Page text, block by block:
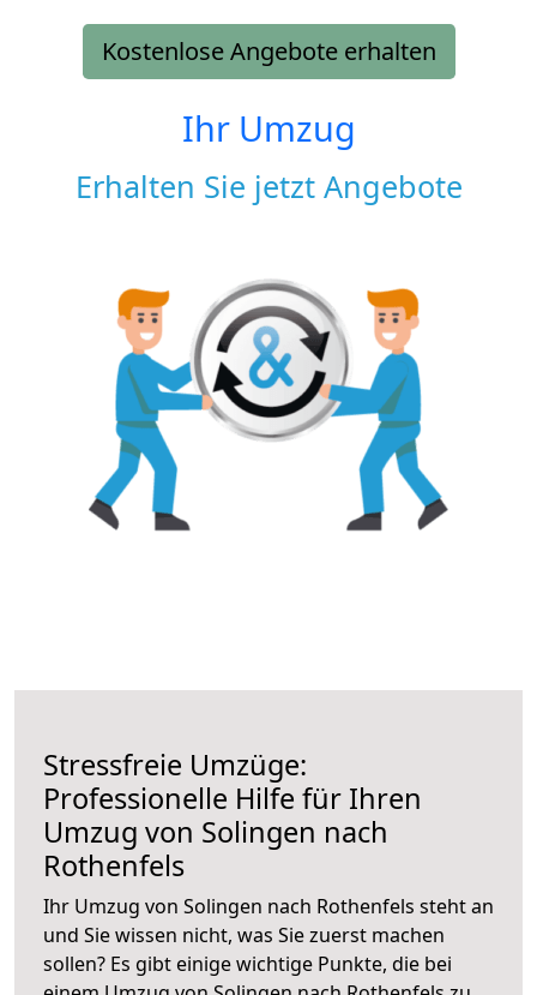
Kostenlose Angebote erhalten
Ihr Umzug
Erhalten Sie jetzt Angebote
Stressfreie Umzüge:
Professionelle Hilfe für Ihren
Umzug von Solingen nach
Rothenfels
Ihr Umzug von Solingen nach Rothenfels steht an
und Sie wissen nicht, was Sie zuerst machen
sollen? Es gibt einige wichtige Punkte, die bei